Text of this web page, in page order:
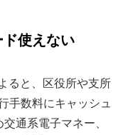
使えない
ると、区役所や支所
手数料にキャッシュ
通系電子マネー、